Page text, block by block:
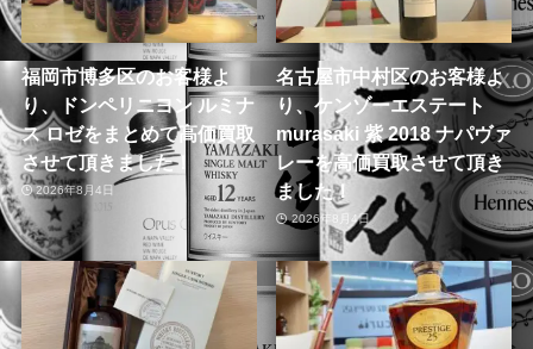
福岡市博多区のお客様よ
り、ドンペリニヨン ルミナ
ス ロゼをまとめて高価買取
させて頂きました！
2026年8月4日
名古屋市中村区のお客様よ
り、ケンゾーエステート
murasaki 紫 2018 ナパヴァ
レーを高価買取させて頂き
ました！
2026年8月4日